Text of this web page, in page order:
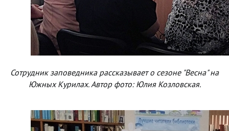
Сотрудник заповедника рассказывает о сезоне "Весна" на
Южных Курилах. Автор фото: Юлия Козловская.